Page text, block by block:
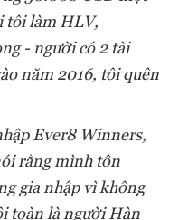
tôi làm HLV,
- người có 2 tài
năm 2016, tôi quên
Ever8 Winners,
rằng mình tôn
gia nhập vì không
toàn là người Hàn